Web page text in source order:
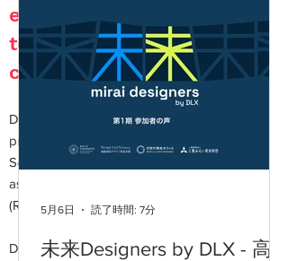
education program
to all people who aim to
create the future.
DLX DESIGN ACADEMY is a design
program led by the Institute of Industrial
Science, The University of Tokyo (IIS) in
association with the Royal College of Art
(RCA).
DLX DESIGN ACADEMY realizes “Design
未来Designers by DLX - 高
5月6日 読了時間: 7分